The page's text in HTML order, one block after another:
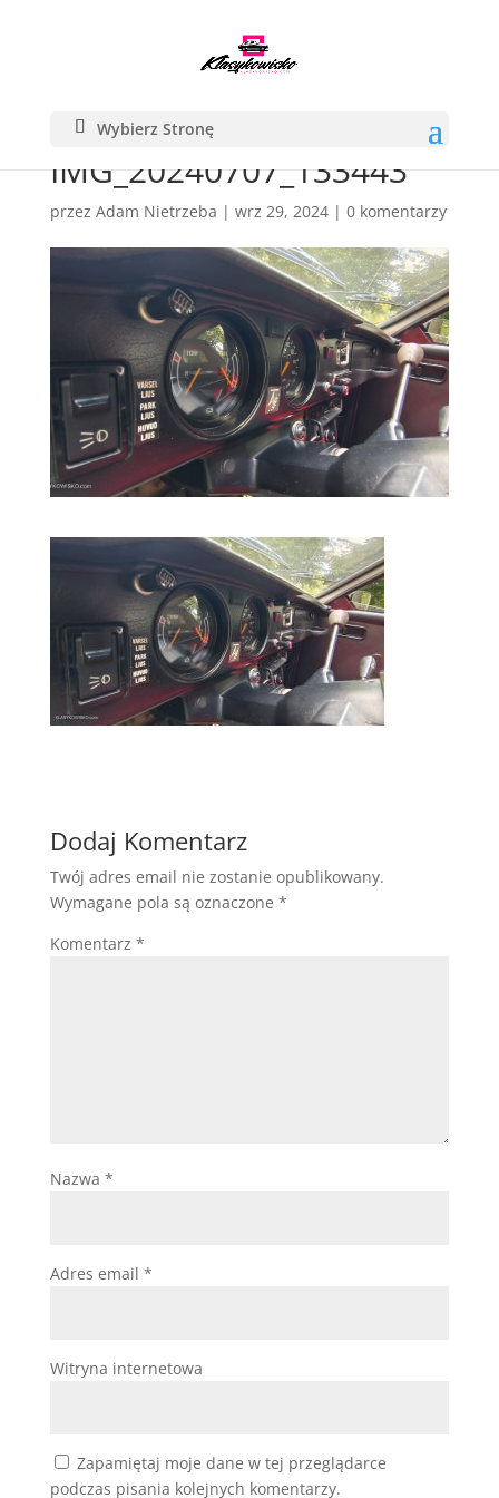
Wybierz Stronę
IMG_20240707_133443
przez Adam Nietrzeba | wrz 29, 2024| 0 komentarzy
Dodaj Komentarz
Twój adres email nie zostanie opublikowany.
Wymagane pola są oznaczone *
Komentarz *
Nazwa *
Adres email *
Witryna internetowa
Zapamiętaj moje dane w tej przeglądarce
podczas pisania kolejnych komentarzy.